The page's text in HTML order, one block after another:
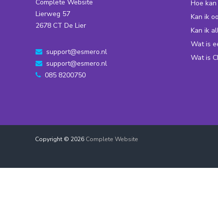
Complete Website
Lierweg 57
2678 CT De Lier
support@esmero.nl
support@esmero.nl
085 8200750
Hoe
Kan ik
Kan ik
Wat is
Wat is
Copyright © 2026 Complete Website